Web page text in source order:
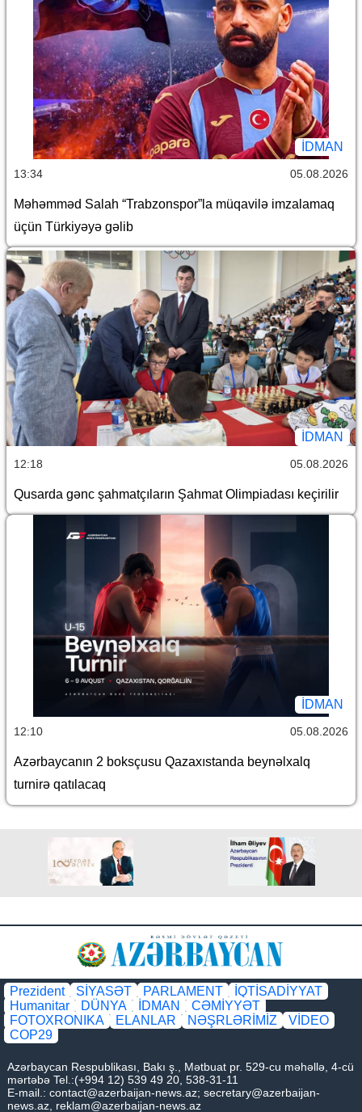
İDMAN
13:34 05.08.2026
Məhəmməd Salah “Trabzonspor”la müqavilə imzalamaq
üçün Türkiyəyə gəlib
İDMAN
12:18 05.08.2026
Qusarda gənc şahmatçıların Şahmat Olimpiadası keçirilir
İDMAN
12:10 05.08.2026
Azərbaycanın 2 boksçusu Qazaxıstanda beynəlxalq
turnirə qatılacaq
Prezident SİYASƏT PARLAMENT
İQTİSADİYYAT
Humanitar
DÜNYA İDMAN
CƏMİYYƏT
FOTOXRONIKA
ELANLAR NƏŞRLƏRİMİZ
VİDEO
COP29
Azərbaycan Respublikası, Bakı ş., Mətbuat pr. 529-cu məhəllə, 4-cü
mərtəbə Tel.:(+994 12) 539 49 20, 538-31-11
E-mail.: contact@azerbaijan-news.az; secretary@azerbaijan-
news.az reklam@azerbaijan-news.az